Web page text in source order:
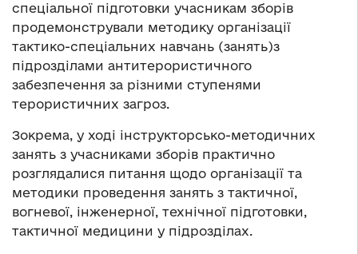
спеціальної підготовки учасникам зборів
продемонстрували методику організації
тактико-спеціальних навчань (занять)з
підрозділами антитерористичного
забезпечення за різними ступенями
терористичних загроз.
Зокрема, у ході інструкторсько-методичних
занять з учасниками зборів практично
розглядалися питання щодо організації та
методики проведення занять з тактичної,
вогневої, інженерної, технічної підготовки,
тактичної медицини у підрозділах.